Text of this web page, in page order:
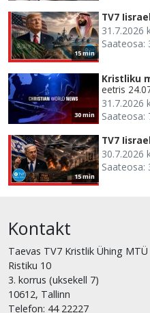
15 min
TV7
31.7.2026
Saateosa:
30 min
Kristliku
eetris
31.7.2026
Saateosa:
15 min
TV7
30.7.2026
Saateosa:
Kontakt
Taevas TV7 Kristlik Ühing MTÜ
Ristiku 10
3. korrus (uksekell 7)
10612, Tallinn
Telefon: 44 22227